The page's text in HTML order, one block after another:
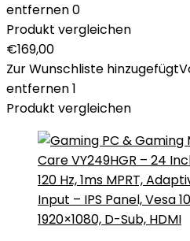
entfernen0
Produkt vergleichen
€169,00
Zur Wunschliste hinzugefügt
entfernen1
Produkt vergleichen